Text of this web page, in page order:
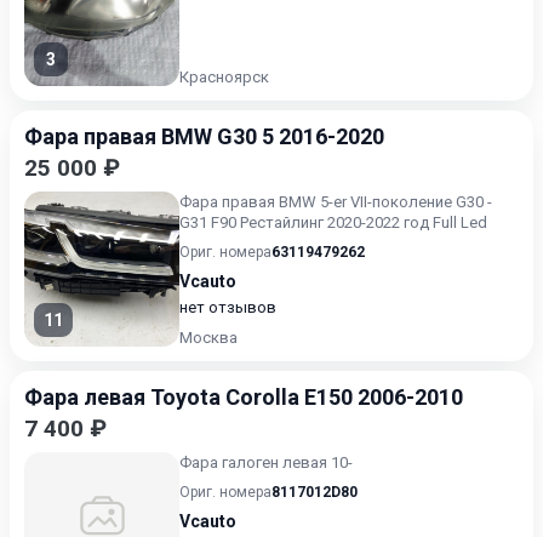
3
Красноярск
Фара правая BMW G30 5 2016-2020
25 000 ₽
11
Фара правая BMW 5-er VII-поколение G30 -
G31 F90 Рестайлинг 2020-2022 год Full Led
Ориг. номера63119479262
Vcauto
нет отзывов
Москва
Фара левая Toyota Corolla E150 2006-2010
7 400 ₽
Фара галоген левая 10-
Ориг. номера8117012D80
Vcauto